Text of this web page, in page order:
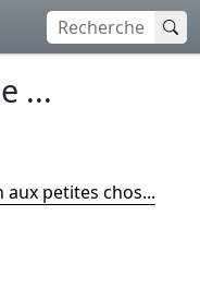
...
aux petites chos...